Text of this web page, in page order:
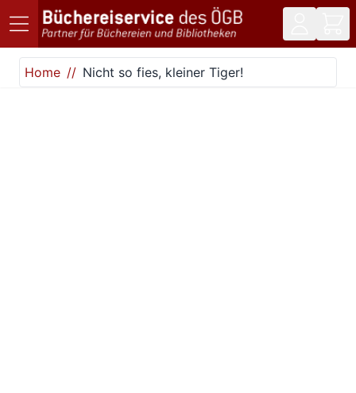
Direkt zum Inhalt
Home
Nicht so fies, kleiner Tiger!